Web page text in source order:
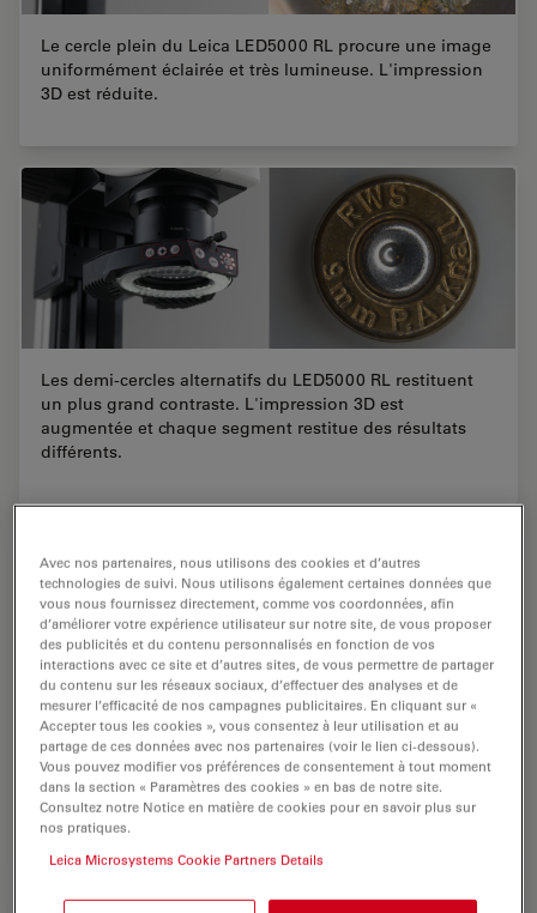
Le cercle plein du Leica LED5000 RL procure une image
uniformément éclairée et très lumineuse. L'impression
3D est réduite.
Les demi-cercles alternatifs du LED5000 RL restituent
un plus grand contraste. L'impression 3D est
augmentée et chaque segment restitue des résultats
différents.
L'option sélectionnable des quarts de cercle du
LED5000 RL procure un contraste optimal. L'impression
3D est augmentée et chaque segment restitue des
résultats différents.
Avec nos partenaires, nous utilisons des cookies et d’autres
technologies de suivi. Nous utilisons également certaines données que
vous nous fournissez directement, comme vos coordonnées, afin
d’améliorer votre expérience utilisateur sur notre site, de vous proposer
des publicités et du contenu personnalisés en fonction de vos
interactions avec ce site et d’autres sites, de vous permettre de partager
du contenu sur les réseaux sociaux, d’effectuer des analyses et de
mesurer l’efficacité de nos campagnes publicitaires. En cliquant sur «
Accepter tous les cookies », vous consentez à leur utilisation et au
partage de ces données avec nos partenaires (voir le lien ci-dessous).
Vous pouvez modifier vos préférences de consentement à tout moment
dans la section « Paramètres des cookies » en bas de notre site.
Consultez notre Notice en matière de cookies pour en savoir plus sur
nos pratiques.
Leica Microsystems Cookie Partners Details